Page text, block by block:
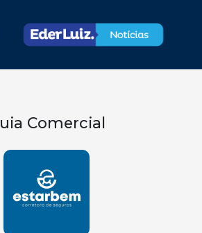
Comercial